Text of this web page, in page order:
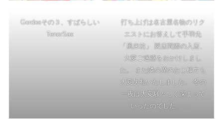
Gordosその３、すばらしい
TenorSax
打ち上げは名古屋名物のリク
エストにお答えして手羽先
「風来坊」 閉店間際の入店、
大変ご迷惑をおかけしまし
た。 また隣の席のおじ様方も
大変失礼いたしました。 冬の
一夜は大変騒々しく深まって
いったのでした。。。